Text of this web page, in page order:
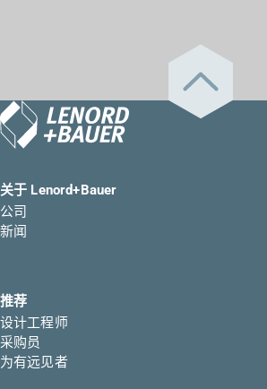
关于 Lenord+Bauer
公司
新闻
推荐
设计工程师
采购员
为有远见者